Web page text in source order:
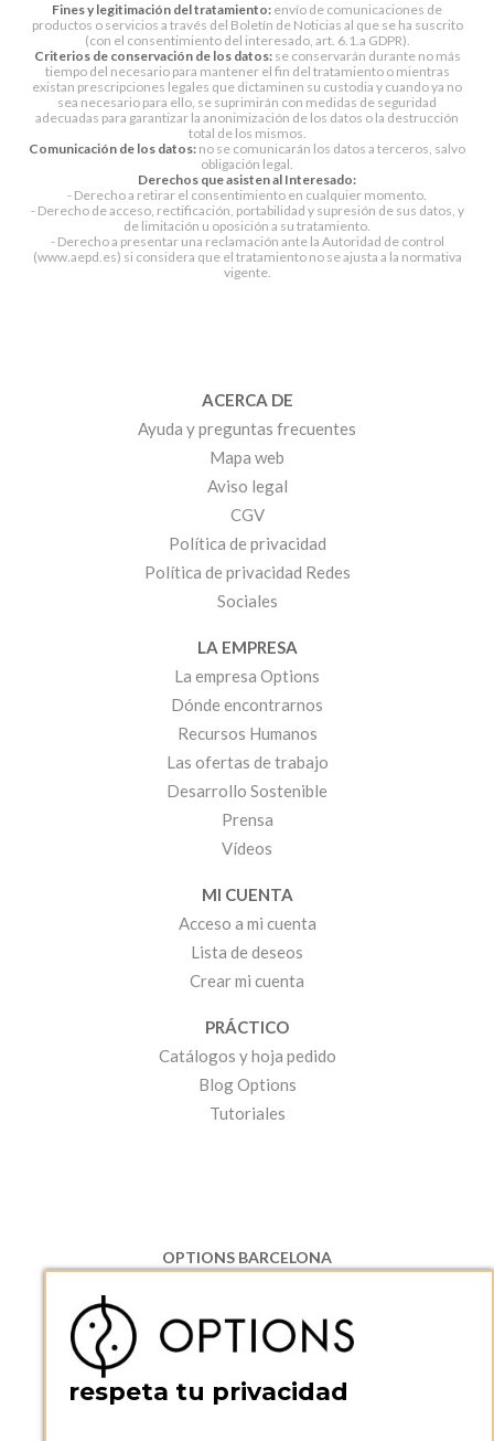
Fines y legitimación del tratamiento: envío de comunicaciones de
productos o servicios a través del Boletín de Noticias al que se ha suscrito
(con el consentimiento del interesado, art. 6.1.a GDPR).
Criterios de conservación de los datos:se conservarán durante no más
tiempo del necesario para mantener el fin del tratamiento o mientras
existan prescripciones legales que dictaminen su custodia y cuando ya no
sea necesario para ello, se suprimirán con medidas de seguridad
adecuadas para garantizar la anonimización de los datos o la destrucción
total de los mismos.
Comunicación de los datos: no se comunicarán los datos a terceros, salvo
obligación legal.
Derechos que asisten al Interesado:
- Derecho a retirar el consentimiento en cualquier momento.
- Derecho de acceso, rectificación, portabilidad y supresión de sus datos, y
de limitación u oposición a su tratamiento.
- Derecho a presentar una reclamación ante la Autoridad de control
(www.aepd.es) si considera que el tratamiento no se ajusta a la normativa
vigente.
ACERCA DE
Ayuda y preguntas frecuentes
Mapa web
Aviso legal
CGV
Política de privacidad
Política de privacidad Redes
Sociales
LA EMPRESA
La empresa Options
Dónde encontrarnos
Recursos Humanos
Las ofertas de trabajo
Desarrollo Sostenible
Prensa
Vídeos
MI CUENTA
Acceso a mi cuenta
Lista de deseos
Crear mi cuenta
PRÁCTICO
Catálogos y hoja pedido
Blog Options
Tutoriales
OPTIONS BARCELONA
08130 Santa Perpetua de Moguda, Barcelona
ESPAñA
Teléfono:
+34 935 724 041
OPTIONS BARCELONA SHOWROOM
respeta tu privacidad